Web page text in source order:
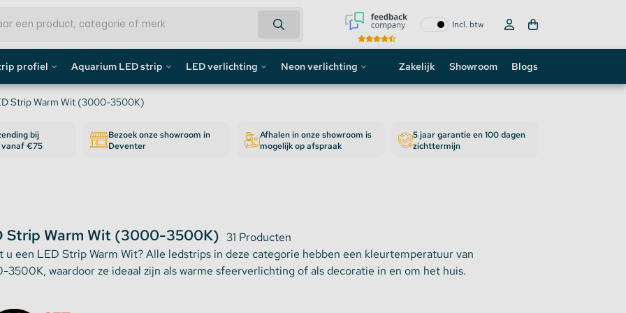
Incl. btw
LEDStrip
LEDStrip
Strip Extra Warm Wit (2700K)
Strip Warm Wit (3000-3500K)
profiel
/ Gipsplaten Profiel
Aquarium LED strip
Aquarium LED Strips
Aquarium LED Strip accessoires
LED verlichting
LED Lampen
Neon verlichting
Custom neon sign
Zakelijk Showroom Blogs
Strip Warm Wit (3000-3500K)
bij
€75
Bezoek onze showroom in
Deventer
Afhalen in onze showroom is
mogelijk op afspraak
5 jaar garantie en 100 dagen
zichttermijn
Strip Warm Wit (3000-3500K) 31 Producten
u een LED Strip Warm Wit? Alle ledstrips in deze categorie hebben een kleurtemperatuur van
3500K, waardoor ze ideaal zijn als warme sfeerverlichting of als decoratie in en om het huis.